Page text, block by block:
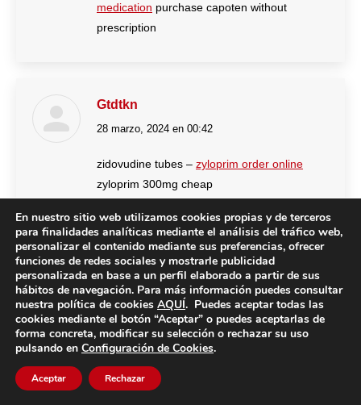
medication purchase capoten without
prescription
Gtdtkn
dice:
28 marzo, 2024 en 00:42
zidovudine tubes – zyloprim order online
zyloprim 300mg cheap
Kpdupr
dice:
30 marzo, 2024 en 21:18
seroquel 50mg for sale –fluvoxamine online
ordereskalith generic
En nuestro sitio web utilizamos cookies propias y de terceros
para finalidades analíticas mediante el análisis del tráfico web,
personalizar el contenido mediante sus preferencias, ofrecer
funciones de redes sociales y mostrarle publicidad
personalizada en base a un perfil elaborado a partir de sus
hábitos de navegación. Para más información puedes consultar
nuestra política de cookies AQUÍ. Puedes aceptar todas las
cookies mediante el botón “Aceptar” o puedes aceptarlas de
forma concreta, modificar su selección o rechazar su uso
pulsando en Configuración de Cookies.
Aceptar Rechazar